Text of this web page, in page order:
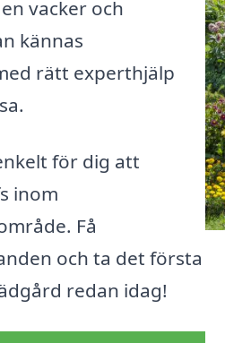
vacker och
kännas
rätt experthjälp
för dig att
inom
Få
och ta det första
redan idag!